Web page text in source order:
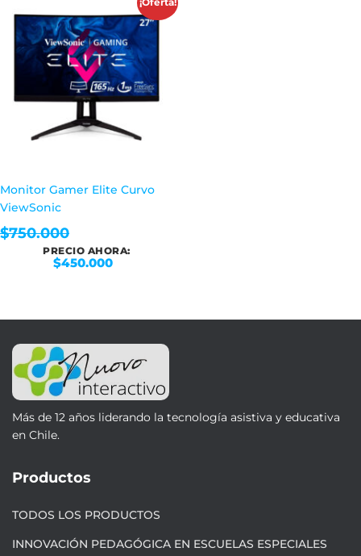
Monitor Gamer Elite Curvo
ViewSonic
$750.000
PRECIO AHORA:
$450.000
Más de 12 años liderando la tecnología asistiva y educativa
en Chile.
Productos
TODOS LOS PRODUCTOS
INNOVACIÓN PEDAGÓGICA EN ESCUELAS ESPECIALES